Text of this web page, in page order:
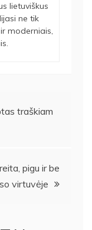
lietuviškus
ne tik
moderniais,
traškiam
pigu ir be
virtuvėje